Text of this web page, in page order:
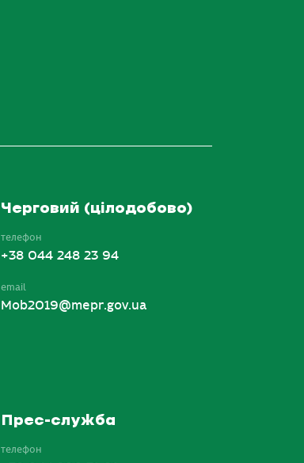
Черговий (цілодобово)
телефон
+38 044 248 23 94
email
Mob2019@mepr.gov.ua
Прес-служба
телефон